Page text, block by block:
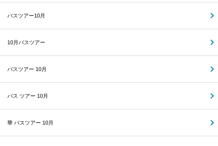
バスツアー10月
10月バスツアー
バスツアー 10月
バス ツアー 10月
華 バスツアー 10月